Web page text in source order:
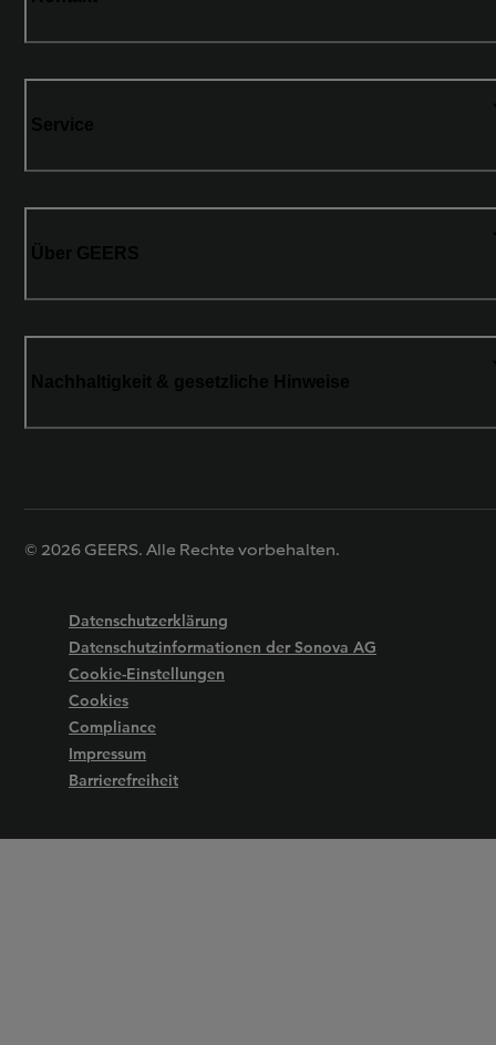
© 2026 GEERS. Alle Rechte vorbehalten.
Datenschutzerklärung
Datenschutzinformationen der Sonova AG
Cookie-Einstellungen
Cookies
Compliance
Impressum
Barrierefreiheit